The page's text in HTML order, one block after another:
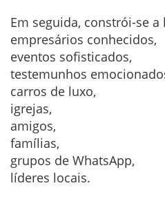
Em seguida, constrói-se
empresários conhecidos,
eventos sofisticados,
testemunhos
carros de luxo,
igrejas,
amigos,
famílias,
grupos de WhatsApp,
líderes locais.